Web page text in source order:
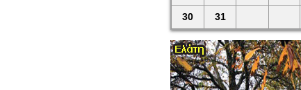
30 31